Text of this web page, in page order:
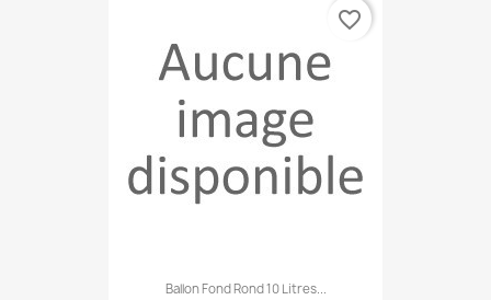
Ballon Fond Rond 10 Litres...
favorite_border